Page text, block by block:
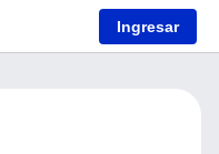
Ingresar